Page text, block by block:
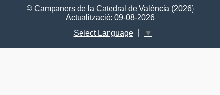
© Campaners de la Catedral de València (2026)
Actualització: 09-08-2026
Select Language
▼